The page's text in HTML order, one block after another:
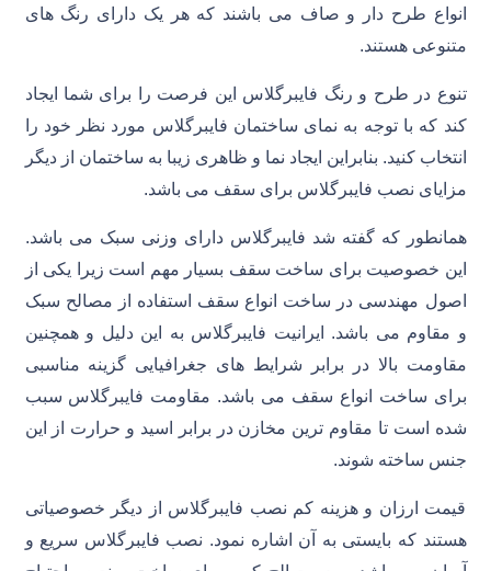
انواع طرح دار و صاف می باشند که هر یک دارای رنگ های
متنوعی هستند.
تنوع در طرح و رنگ فایبرگلاس این فرصت را برای شما ایجاد
کند که با توجه به نمای ساختمان فایبرگلاس مورد نظر خود را
انتخاب کنید. بنابراین ایجاد نما و ظاهری زیبا به ساختمان از دیگر
مزایای نصب فایبرگلاس برای سقف می باشد.
همانطور که گفته شد فایبرگلاس دارای وزنی سبک می باشد.
این خصوصیت برای ساخت سقف بسیار مهم است زیرا یکی از
اصول مهندسی در ساخت انواع سقف استفاده از مصالح سبک
و مقاوم می باشد. ایرانیت فایبرگلاس به این دلیل و همچنین
مقاومت بالا در برابر شرایط های جغرافیایی گزینه مناسبی
برای ساخت انواع سقف می باشد. مقاومت فایبرگلاس سبب
شده است تا مقاوم ترین مخازن در برابر اسید و حرارت از این
جنس ساخته شوند.
قیمت ارزان و هزینه کم نصب فایبرگلاس از دیگر خصوصیاتی
هستند که بایستی به آن اشاره نمود. نصب فایبرگلاس سریع و